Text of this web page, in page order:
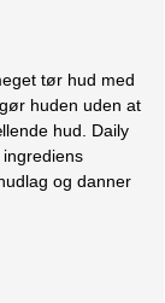
tør hud med
huden uden at
hud. Daily
og danner